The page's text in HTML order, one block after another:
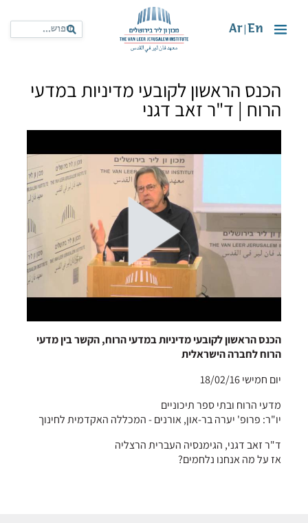
En
Ar
הכנס הראשון לקובעי מדיניות במדעי
הרוח | ד"ר זאב דגני
הכנס הראשון לקובעי מדיניות במדעי הרוח, הקשר בין מדעי
הרוח לחברה הישראלית
יום חמישי 18/02/16
מדעי הרוח ובתי ספר תיכוניים
יו"ר: פרופ' יערה בר-און, אורנים - המכללה האקדמית לחינוך
ד"ר זאב דגני, הגימנסיה העברית הרצליה
אז על מה אנחנו נלחמים?